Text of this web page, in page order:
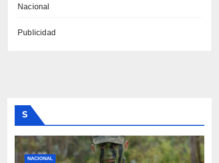
Nacional
Publicidad
S
NACIONAL